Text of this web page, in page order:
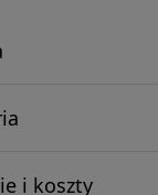
i koszty